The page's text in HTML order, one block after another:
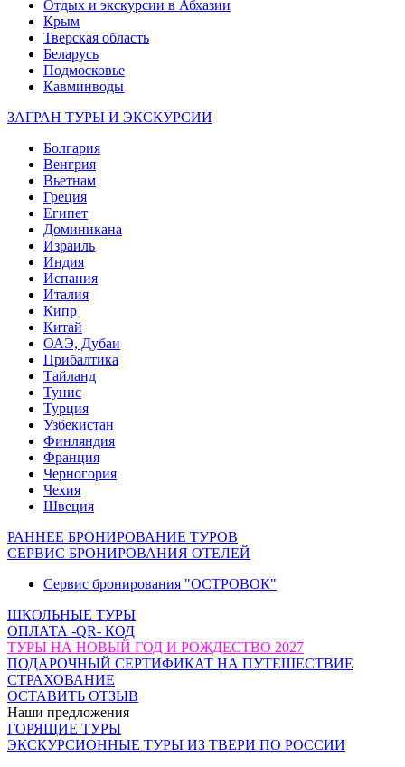
Отдых и экскурсии в Абхазии
Крым
Тверская область
Беларусь
Подмосковье
Кавминводы
ЗАГРАН ТУРЫ И ЭКСКУРСИИ
Болгария
Венгрия
Вьетнам
Греция
Египет
Доминикана
Израиль
Индия
Испания
Италия
Кипр
Китай
ОАЭ, Дубаи
Прибалтика
Тайланд
Тунис
Турция
Узбекистан
Финляндия
Франция
Черногория
Чехия
Швеция
РАННЕЕ БРОНИРОВАНИЕ ТУРОВ
СЕРВИС БРОНИРОВАНИЯ ОТЕЛЕЙ
Сервис бронирования "ОСТРОВОК"
ШКОЛЬНЫЕ ТУРЫ
ОПЛАТА -QR- КОД
ТУРЫ НА НОВЫЙ ГОД И РОЖДЕСТВО 2027
ПОДАРОЧНЫЙ СЕРТИФИКАТ НА ПУТЕШЕСТВИЕ
СТРАХОВАНИЕ
ОСТАВИТЬ ОТЗЫВ
Наши предложения
ГОРЯЩИЕ ТУРЫ
ЭКСКУРСИОННЫЕ ТУРЫ ИЗ ТВЕРИ ПО РОССИИ